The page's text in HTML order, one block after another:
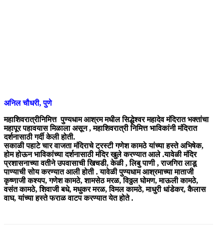
अनिल चौधरी, पुणे
महाशिवरात्रीनिमित्त पुण्यधाम आश्रम मधील सिद्धेश्वर महादेव मंदिरात भक्तांचा
महापूर पहावयास मिळाला असून , महाशिवरात्री निमित्त भाविकांनी मंदिरात
दर्शनासाठी गर्दी केली होती.
सकाळी पहाटे चार वाजता मंदिराचे ट्रस्टी गणेश कामठे यांच्या हस्ते अभिषेक,
होम होऊन भाविकांच्या दर्शनासाठी मंदिर खुले करण्यात आले .यावेळी मंदिर
प्रशासनाच्या वतीने उपवासाची खिचडी, केळी , लिबु पाणी , राजगिरा लाडू
पाण्याची सोय करण्यात आली होती . यावेळी पुण्यधाम आश्रमाच्या माताजी
कृष्णाजी कश्यप, गणेश कामठे, शामसेठ मरळ, विठ्ठल घोमण, माऊली कामठे,
वसंत कामठे, शिवाजी बधे, मधुकर मरळ, विमल कामठे, माधुरी धांडेकर, कैलास
वाघ, यांच्या हस्ते फराळ वाटप करण्यात येत होते .